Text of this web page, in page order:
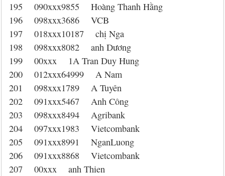
195 090xxx9855 Hoàng Thanh Hằng
196 098xxx3686 VCB
197 018xxx10187 chị Nga
198 098xxx8082 anh Dương
199 00xxx 1A Tran Duy Hung
200 012xxx64999 A Nam
201 098xxx1789 A Tuyên
202 091xxx5467 Anh Công
203 098xxx8494 Agribank
204 097xxx1983 Vietcombank
205 091xxx8991 NganLuong
206 091xxx8868 Vietcombank
207 00xxx anh Thien